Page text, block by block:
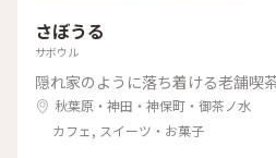
さぼうる
サボウル
隠れ家のように落ち着ける老舗喫
秋葉原・神田・神保町・御茶ノ水
カフェ, スイーツ・お菓子